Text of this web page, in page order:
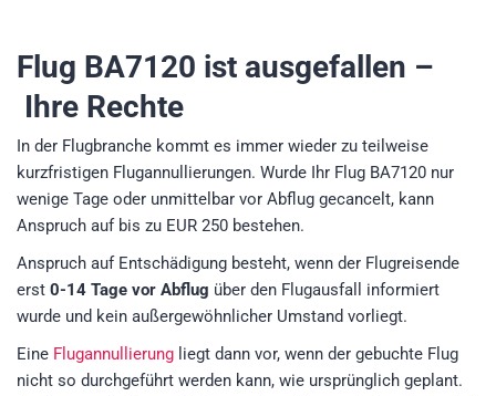
Flug BA7120 ist ausgefallen –
Ihre Rechte
In der Flugbranche kommt es immer wieder zu teilweise
kurzfristigen Flugannullierungen. Wurde Ihr Flug BA7120 nur
wenige Tage oder unmittelbar vor Abflug gecancelt, kann
Anspruch auf bis zu EUR 250 bestehen.
Anspruch auf Entschädigung besteht, wenn der Flugreisende
erst 0-14 Tage vor Abflug über den Flugausfall informiert
wurde und kein außergewöhnlicher Umstand vorliegt.
Eine Flugannullierung liegt dann vor, wenn der gebuchte Flug
nicht so durchgeführt werden kann, wie ursprünglich geplant.